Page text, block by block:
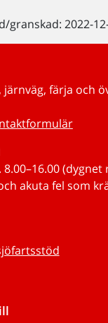
granskad: 2022-
järnväg, färja och
8.00–16.00
akuta fel som